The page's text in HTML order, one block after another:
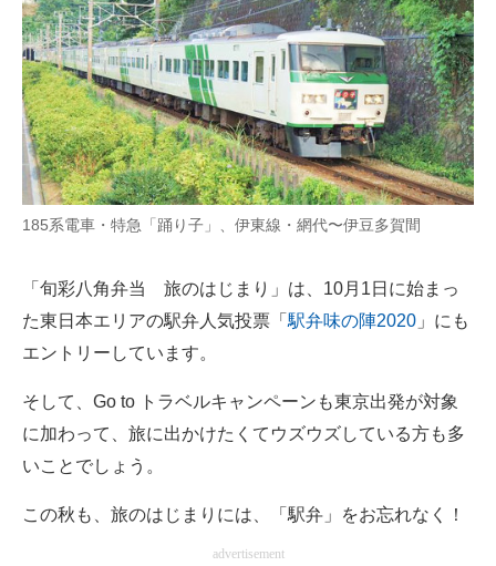
185系電車・特急「踊り子」、伊東線・網代〜伊豆多賀間
「旬彩八角弁当 旅のはじまり」は、10月1日に始まっ
た東日本エリアの駅弁人気投票「 駅弁味の陣2020 」にも
エントリーしています。
そして、Go to トラベルキャンペーンも東京出発が対象
に加わって、旅に出かけたくてウズウズしている方も多
いことでしょう。
この秋も、旅のはじまりには、「駅弁」をお忘れなく！
advertisement